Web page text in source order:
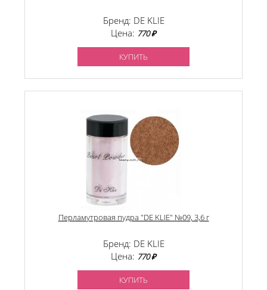
Бренд: DE KLIE
Цена: 770 ₽
КУПИТЬ
Перламутровая пудра "DE KLIE" №09, 3,6 г
Бренд: DE KLIE
Цена: 770 ₽
КУПИТЬ